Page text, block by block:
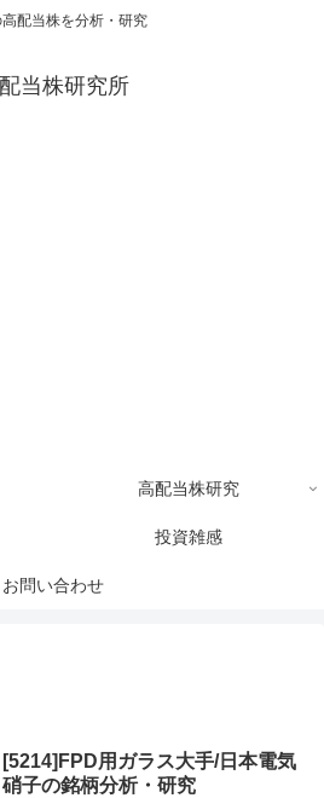
高配当株を分析・研究
当株研究所
高配当株研究
投資雑感
お問い合わせ
[5214]FPD用ガラス大手/日本電気
硝子の銘柄分析・研究